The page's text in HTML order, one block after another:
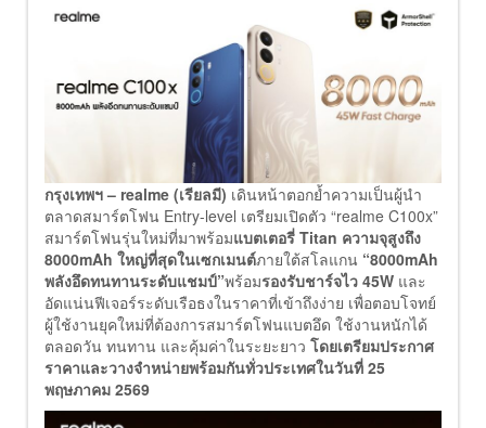
กรุงเทพฯ – realme (เรียลมี) เดินหน้าตอกย้ำความเป็นผู้นำ
ตลาดสมาร์ตโฟน Entry-level เตรียมเปิดตัว “realme C100x”
สมาร์ตโฟนรุ่นใหม่ที่มาพร้อมแบตเตอรี่ Titan ความจุสูงถึง
8000mAh ใหญ่ที่สุดในเซกเมนต์ภายใต้สโลแกน “8000mAh
พลังอึดทนทานระดับแชมป์”พร้อมรองรับชาร์จไว 45W และ
อัดแน่นฟีเจอร์ระดับเรือธงในราคาที่เข้าถึงง่าย เพื่อตอบโจทย์
ผู้ใช้งานยุคใหม่ที่ต้องการสมาร์ตโฟนแบตอึด ใช้งานหนักได้
ตลอดวัน ทนทาน และคุ้มค่าในระยะยาว โดยเตรียมประกาศ
ราคาและวางจำหน่ายพร้อมกันทั่วประเทศในวันที่ 25
พฤษภาคม 2569